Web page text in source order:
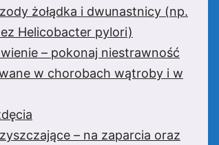
żołądka i dwunastnicy (np.
Helicobacter pylori)
– pokonaj niestrawność
w chorobach wątroby i w
– na zaparcia oraz